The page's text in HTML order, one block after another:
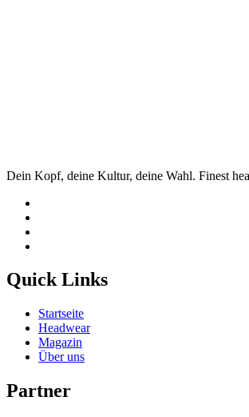
Dein Kopf, deine Kultur, deine Wahl. Finest
Quick Links
Startseite
Headwear
Magazin
Über uns
Partner